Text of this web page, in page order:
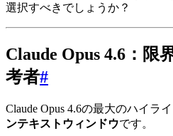
選択すべきでしょうか？
Claude Opus 4.6：限
考者#
Claude Opus 4.6の最大のハイライ
ンテキストウィンドウです。